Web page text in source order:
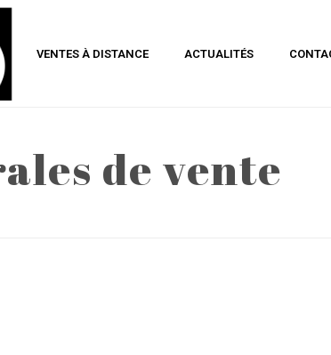
VENTES À DISTANCE ACTUALITÉS
de vente